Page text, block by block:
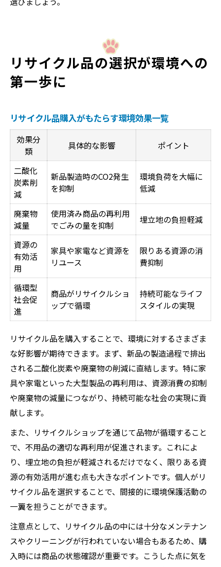
リサイクル品の選択が環境への
第一歩に
リサイクル品購入がもたらす環境効果一覧
効果分
類
具体的な影響 ポイント
二酸化
炭素削
減
新品製造時のCO2発生
を抑制
環境負荷を大幅に
低減
廃棄物
減量
使用済み商品の再利用
でごみの量を抑制
埋立地の負担軽減
資源の
有効活
用
家具や家電など資源を
リユース
限りある資源の消
費抑制
循環型
社会促
進
商品がリサイクルショ
ップで循環
持続可能なライフ
スタイルの実現
リサイクル品を購入することで、環境に対するさまざま
な好影響が期待できます。まず、新品の製造過程で排出
される二酸化炭素や廃棄物の削減に直結します。特に家
具や家電といった大型製品の再利用は、資源消費の抑制
や廃棄物の減量につながり、持続可能な社会の実現に貢
献します。
また、リサイクルショップを通じて品物が循環すること
で、不用品の適切な再利用が促進されます。これによ
り、埋立地の負担が軽減されるだけでなく、限りある資
源の有効活用が進む点も大きなポイントです。個人がリ
サイクル品を選択することで、間接的に環境保護活動の
一翼を担うことができます。
注意点として、リサイクル品の中には十分なメンテナン
スやクリーニングが行われていない場合もあるため、購
入時には商品の状態確認が重要です。こうした点に気を